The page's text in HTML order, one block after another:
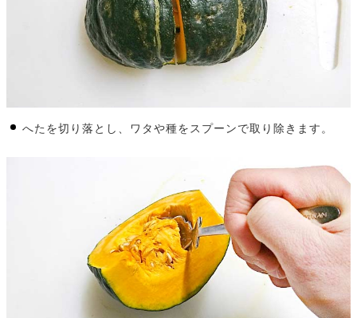
へたを切り落とし、ワタや種をスプーンで取り除きます。